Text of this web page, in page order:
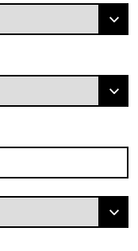
MINI dealer te vinden